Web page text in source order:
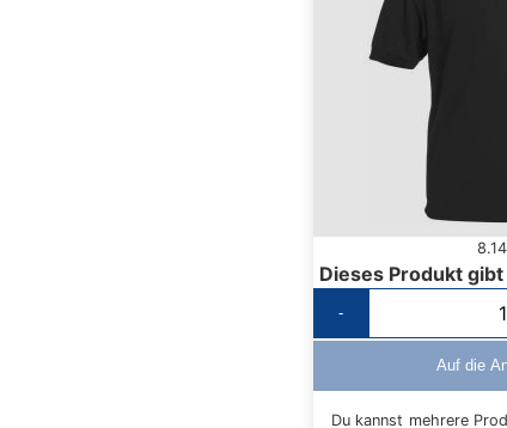
Dieses Produkt
-
Auf die
Du kannst mehrere